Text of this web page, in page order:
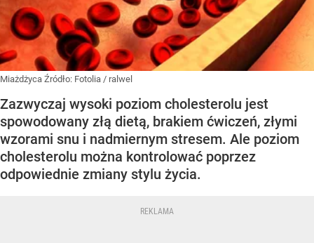
Miażdżyca Źródło: Fotolia / ralwel
Zazwyczaj wysoki poziom cholesterolu jest
spowodowany złą dietą, brakiem ćwiczeń, złymi
wzorami snu i nadmiernym stresem. Ale poziom
cholesterolu można kontrolować poprzez
odpowiednie zmiany stylu życia.